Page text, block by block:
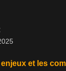
et les